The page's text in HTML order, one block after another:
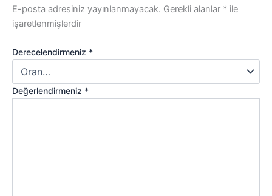
E-posta adresiniz yayınlanmayacak. Gerekli alanlar * ile
işaretlenmişlerdir
Derecelendirmeniz *
Değerlendirmeniz *